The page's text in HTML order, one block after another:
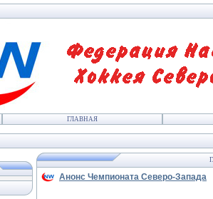
ГЛАВНАЯ
Анонс Чемпионата Северо-Запада